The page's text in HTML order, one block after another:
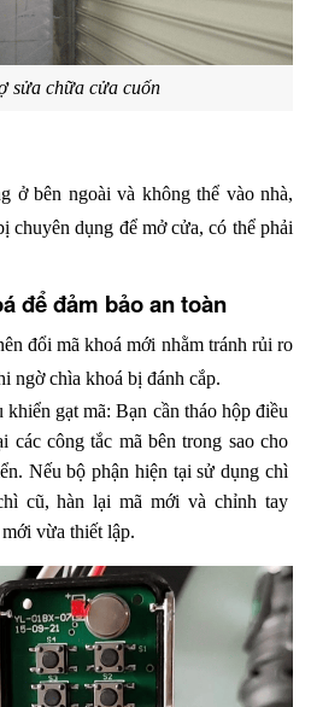
sửa chữa cửa cuốn
ở bên ngoài và không thể vào nhà,
chuyên dụng để mở cửa, có thể phải
để đảm bảo an toàn
đổi mã khoá mới nhằm tránh rủi ro
ngờ chìa khoá bị đánh cắp.
gạt mã: Bạn cần tháo hộp điều
các công tắc mã bên trong sao cho
Nếu bộ phận hiện tại sử dụng chì
cũ, hàn lại mã mới và chỉnh tay
vừa thiết lập.